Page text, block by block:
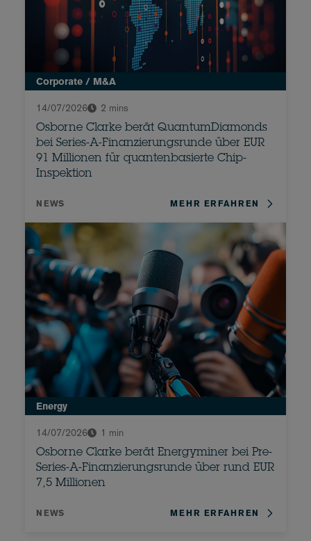
Corporate / M&A
14/07/2026
2 mins
Osborne Clarke berät QuantumDiamonds
bei Series-A-Finanzierungsrunde über EUR
91 Millionen für quantenbasierte Chip-
Inspektion
NEWS MEHR ERFAHREN
Energy
14/07/2026
1 min
Osborne Clarke berät Energyminer bei Pre-
Series-A-Finanzierungsrunde über rund EUR
7,5 Millionen
NEWS MEHR ERFAHREN